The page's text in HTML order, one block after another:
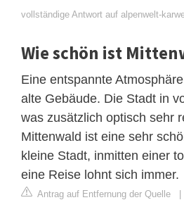
vollständige Antwort auf alpenwelt-
Wie schön ist
Eine entspannte
alte Gebäude. Die Stadt in
was zusätzlich optisch sehr
Mittenwald ist eine sehr
kleine Stadt, inmitten einer
eine Reise lohnt sich immer.
Antrag auf Entfernung der Quelle |